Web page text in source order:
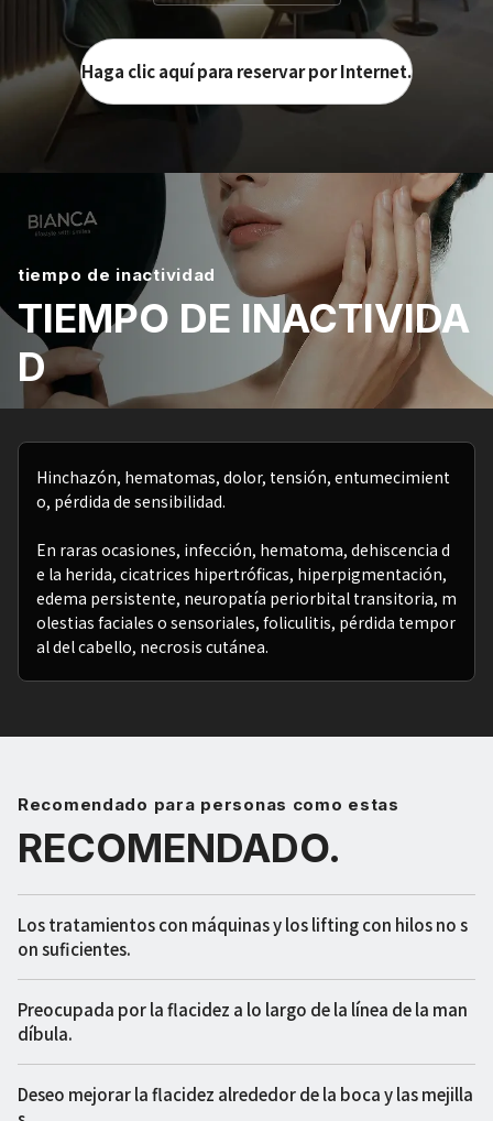
Haga clic aquí para reservar por Internet.
tiempo de inactividad
TIEMPO DE INACTIVIDA
D
Hinchazón, hematomas, dolor, tensión, entumecimient
o, pérdida de sensibilidad.
En raras ocasiones, infección, hematoma, dehiscencia d
e la herida, cicatrices hipertróficas, hiperpigmentación,
edema persistente, neuropatía periorbital transitoria, m
olestias faciales o sensoriales, foliculitis, pérdida tempor
al del cabello, necrosis cutánea.
Recomendado para personas como estas
RECOMENDADO.
Los tratamientos con máquinas y los lifting con hilos no s
on suficientes.
Preocupada por la flacidez a lo largo de la línea de la man
díbula.
Deseo mejorar la flacidez alrededor de la boca y las mejilla